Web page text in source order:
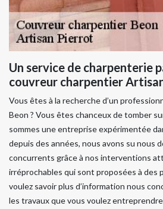
Un service de charpenterie
couvreur charpentier
Vous êtes à la recherche d’un
Beon ? Vous êtes chanceux de tomber
sommes une entreprise expérimentée
depuis des années, nous avons su nous
concurrents grâce à nos interventions
irréprochables qui sont proposées à des
voulez savoir plus d’information nous
les travaux que vous voulez entreprendre